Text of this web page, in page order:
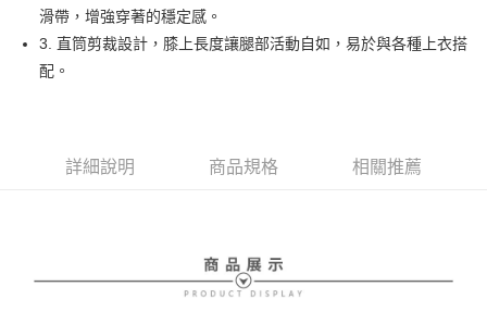
【大哥付你分期使用說明】
1.本服務由台灣大哥大提供，台灣大哥大用戶可立即使用無須另外申請。
2.付款方式選擇「大哥付你分期」，訂單成立後會自動跳轉到大哥付的交易
流程，驗證手機門號後，選擇欲分期的期數、繳款截止日，確認付款後即完
法說明評估內容。
帳／街口支付／iPASS MONEY」等通路繳費。
AFTEE先享後付
相關說明
【關於「AFTEE先享後付」】
２．便利：只要手機號碼，簡訊認證，即可結帳。
３．安心：先確認商品／服務後，再付款。
２．訂單成立數日內，您將收到繳費通知簡訊。
３．收到繳費通知簡訊後14天內，點擊此簡訊中的連結，可透過四大超商／
免運費
滑帶，增強穿著的穩定感。
3. 直筒剪裁設計，膝上長度讓腿部活動自如，易於與各種上衣搭
配。
詳細說明 商品規格 相關推薦